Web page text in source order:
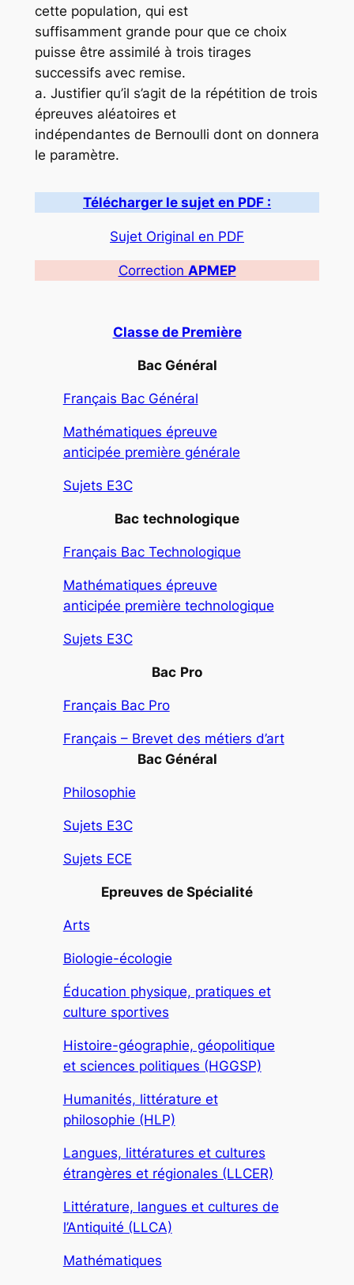
cette population, qui est
suffisamment grande pour que ce choix
puisse être assimilé à trois tirages
successifs avec remise.
a. Justifier qu’il s’agit de la répétition de trois
épreuves aléatoires et
indépendantes de Bernoulli dont on donnera
le paramètre.
Télécharger le sujet en PDF :
Sujet Original en PDF
Correction APMEP
Classe de Première
Bac Général
Français Bac Général
Mathématiques épreuve
anticipée première générale
Sujets E3C
Bac technologique
Français Bac Technologique
Mathématiques épreuve
anticipée première technologique
Sujets E3C
Bac Pro
Français Bac Pro
Français – Brevet des métiers d’art
Bac Général
Philosophie
Sujets E3C
Sujets ECE
Epreuves de Spécialité
Arts
Biologie-écologie
Éducation physique, pratiques et
culture sportives
Histoire-géographie, géopolitique
et sciences politiques (HGGSP)
Humanités, littérature et
philosophie (HLP)
Langues, littératures et cultures
étrangères et régionales (LLCER)
Littérature, langues et cultures de
l’Antiquité (LLCA)
Mathématiques